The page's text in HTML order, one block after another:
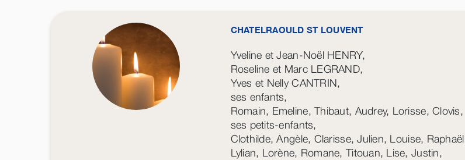
CHATELRAOULD ST LOUVENT
Yveline et Jean-Noël HENRY,
Roseline et Marc LEGRAND,
Yves et Nelly CANTRIN,
ses enfants,
Romain, Emeline, Thibaut, Audrey, Lorisse, Clovis,
ses petits-enfants,
Clothilde, Angèle, Clarisse, Julien, Louise,
Lylian, Lorène, Romane, Titouan, Lise, Justin,